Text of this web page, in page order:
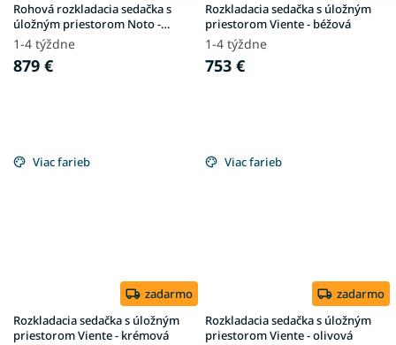
Rohová rozkladacia sedačka s
úložným priestorom Noto -
krémová
1-4 týždne
879 €
Rozkladacia sedačka s úložným
priestorom Viente - béžová
1-4 týždne
753 €
Viac farieb
zadarmo
Rozkladacia sedačka s úložným
priestorom Viente - krémová
Viac farieb
zadarmo
Rozkladacia sedačka s úložným
priestorom Viente - olivová